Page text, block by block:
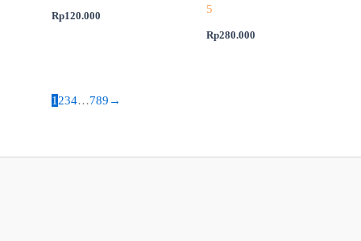
Rp120.000
5
Rp280.000
1 234…789 →